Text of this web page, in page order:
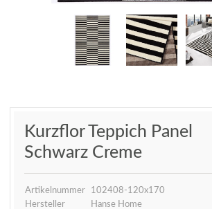
Kurzflor Teppich Panel
Schwarz Creme
Artikelnummer
102408-120x170
Hersteller
Hanse Home